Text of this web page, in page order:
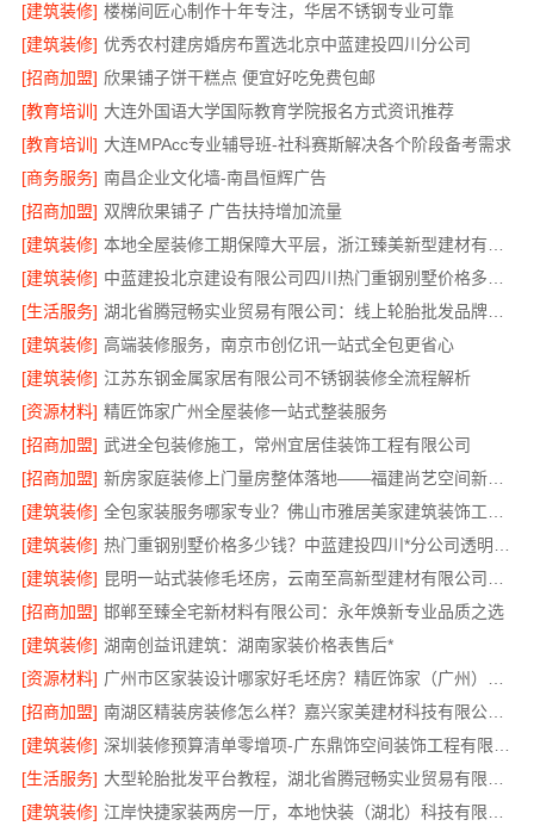
[建筑装修] 楼梯间匠心制作十年专注，华居不锈钢专业可靠
[建筑装修] 优秀农村建房婚房布置选北京中蓝建投四川分公司
[招商加盟] 欣果铺子饼干糕点 便宜好吃免费包邮
[教育培训] 大连外国语大学国际教育学院报名方式资讯推荐
[教育培训] 大连MPAcc专业辅导班-社科赛斯解决各个阶段备考需求
[商务服务] 南昌企业文化墙-南昌恒辉广告
[招商加盟] 双牌欣果铺子 广告扶持增加流量
[建筑装修]
[建筑装修]
[生活服务]
湖北省腾冠畅实业贸易有限公司：线上轮胎批发品牌哪里买
[建筑装修] 高端装修服务，南京市创亿讯一站式全包更省心
[建筑装修] 江苏东钢金属家居有限公司不锈钢装修全流程解析
[资源材料] 精匠饰家广州全屋装修一站式整装服务
[招商加盟] 武进全包装修施工，常州宜居佳装饰工程有限公司
[招商加盟]
新房家庭装修上门量房整体落地——福建尚艺空间新材料科技有限公司
[建筑装修]
[建筑装修]
[建筑装修]
[招商加盟] 邯郸至臻全宅新材料有限公司：永年焕新专业品质之选
[建筑装修] 湖南创益讯建筑：湖南家装价格表售后*
[资源材料]
[招商加盟]
南湖区精装房装修怎么样？嘉兴家美建材科技有限公司专业解答
[建筑装修]
[生活服务]
[建筑装修]